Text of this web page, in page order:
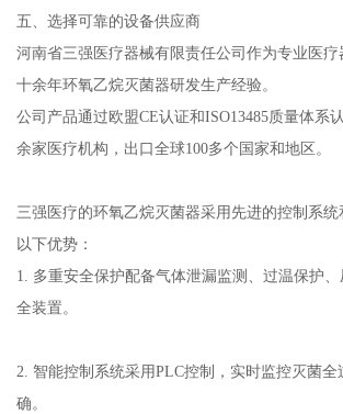
五、选择可靠的设备供应商
河南省三强医疗器械有限责任公司作为专业医
十余年环氧乙烷灭菌器研发生产经验。
公司产品通过欧盟CE认证和ISO13485质量体系
余家医疗机构，出口全球100多个国家和地区。
三强医疗的环氧乙烷灭菌器采用先进的控制系
以下优势：
1. 多重安全保护配备气体泄漏监测、过温保护
全装置。
2. 智能控制系统采用PLC控制，实时监控灭菌
确。